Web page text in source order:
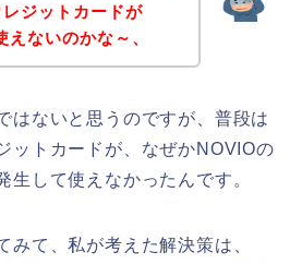
ジットカードが
ないのかな～、
はないと思うのですが、普段は
ットカードが、なぜかNOVIOの
生して使えなかったんです。
みて、私が考えた解決策は、